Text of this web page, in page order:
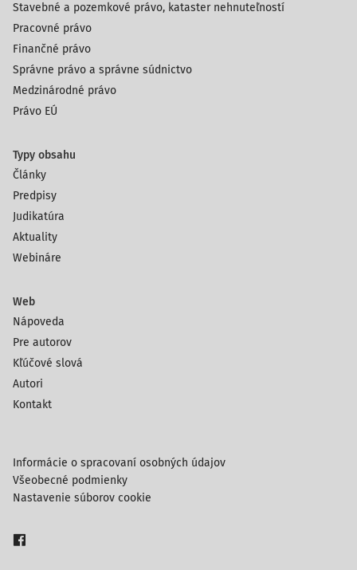
Stavebné a pozemkové právo, kataster nehnuteľností
Pracovné právo
Finančné právo
Správne právo a správne súdnictvo
Medzinárodné právo
Právo EÚ
Typy obsahu
Články
Predpisy
Judikatúra
Aktuality
Webináre
Web
Nápoveda
Pre autorov
Kľúčové slová
Autori
Kontakt
Informácie o spracovaní osobných údajov
Všeobecné podmienky
Nastavenie súborov cookie